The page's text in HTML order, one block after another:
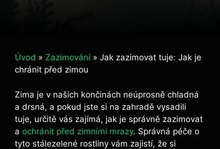
Úvod » Zazimování » Jak zazimovat tuje: Jak je
chránit před zimou
Zima je v našich končinách neúprosně chladná
a drsná, a pokud jste si na zahradě vysadili
tuje, určitě vás zajímá, jak je správně zazimovat
a ochránit před zimními mrazy. Správná péče o
tyto stálezelené rostliny vám zajistí, že si